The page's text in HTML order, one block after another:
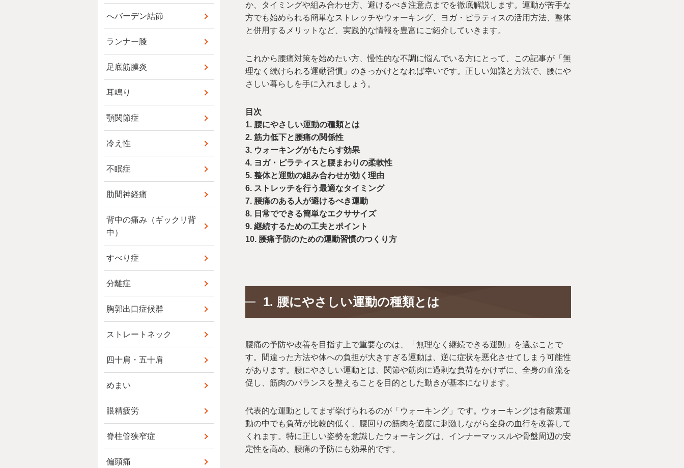
か、タイミングや組み合わせ方、避けるべき注意点までを徹底解説します。運動が苦手な
方でも始められる簡単なストレッチやウォーキング、ヨガ・ピラティスの活用方法、整体
と併用するメリットなど、実践的な情報を豊富にご紹介していきます。
これから腰痛対策を始めたい方、慢性的な不調に悩んでいる方にとって、この記事が「無
理なく続けられる運動習慣」のきっかけとなれば幸いです。正しい知識と方法で、腰にや
さしい暮らしを手に入れましょう。
目次
1. 腰にやさしい運動の種類とは
2. 筋力低下と腰痛の関係性
3. ウォーキングがもたらす効果
4. ヨガ・ピラティスと腰まわりの柔軟性
5. 整体と運動の組み合わせが効く理由
6. ストレッチを行う最適なタイミング
7. 腰痛のある人が避けるべき運動
8. 日常でできる簡単なエクササイズ
9. 継続するための工夫とポイント
10. 腰痛予防のための運動習慣のつくり方
1. 腰にやさしい運動の種類とは
腰痛の予防や改善を目指す上で重要なのは、「無理なく継続できる運動」を選ぶことで
す。間違った方法や体への負担が大きすぎる運動は、逆に症状を悪化させてしまう可能性
があります。腰にやさしい運動とは、関節や筋肉に過剰な負荷をかけずに、全身の血流を
促し、筋肉のバランスを整えることを目的とした動きが基本になります。
代表的な運動としてまず挙げられるのが「ウォーキング」です。ウォーキングは有酸素運
動の中でも負荷が比較的低く、腰回りの筋肉を適度に刺激しながら全身の血行を改善して
くれます。特に正しい姿勢を意識したウォーキングは、インナーマッスルや骨盤周辺の安
定性を高め、腰痛の予防にも効果的です。
へバーデン結節
ランナー膝
足底筋膜炎
耳鳴り
顎関節症
冷え性
不眠症
肋間神経痛
背中の痛み（ギックリ背
中）
すべり症
分離症
胸郭出口症候群
ストレートネック
四十肩・五十肩
めまい
眼精疲労
脊柱管狭窄症
偏頭痛